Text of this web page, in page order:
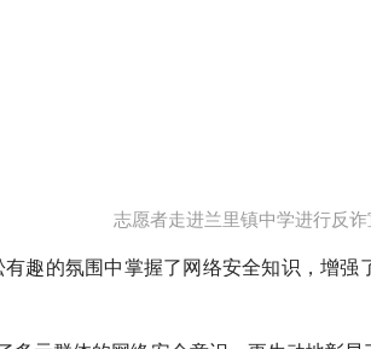
志愿者走进兰里镇中学进行反诈
趣的氛围中掌握了网络安全知识，增